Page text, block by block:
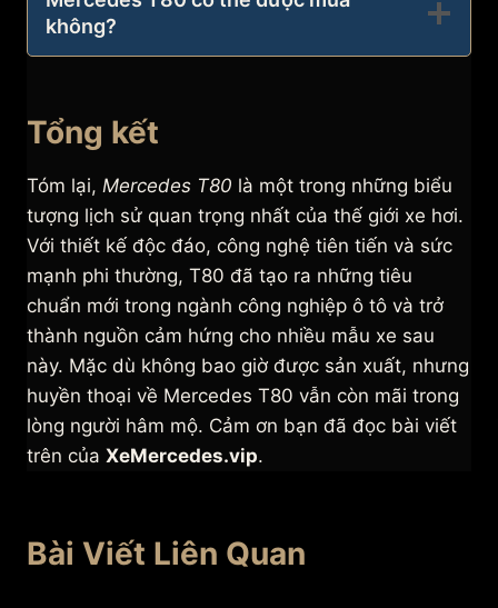
không?
Tổng kết
Tóm lại, Mercedes T80 là một trong những biểu
tượng lịch sử quan trọng nhất của thế giới xe hơi.
Với thiết kế độc đáo, công nghệ tiên tiến và sức
mạnh phi thường, T80 đã tạo ra những tiêu
chuẩn mới trong ngành công nghiệp ô tô và trở
thành nguồn cảm hứng cho nhiều mẫu xe sau
này. Mặc dù không bao giờ được sản xuất, nhưng
huyền thoại về Mercedes T80 vẫn còn mãi trong
lòng người hâm mộ. Cảm ơn bạn đã đọc bài viết
trên của XeMercedes.vip.
Bài Viết Liên Quan